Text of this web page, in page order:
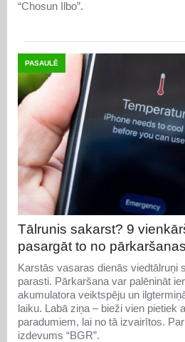
“Chosun Ilbo”.
PASAULĒ
Tālrunis sakarst? 9
pasargāt to no pārkaršanas
Karstās vasaras dienās viedtālruņi
parasti. Pārkaršana var palēnināt
akumulatora veiktspēju un
laiku. Labā ziņa – bieži vien pietiek
paradumiem, lai no tā izvairītos.
izdevums “BGR”.